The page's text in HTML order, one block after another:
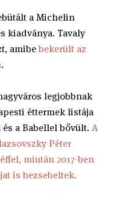
a Michelin
kiadványa. Tavaly
amibebekerült az
.
legjobbnak
éttermek listája
a Babellel bővült. A
Péter
miután 2017-ben
is bezsebeltek.